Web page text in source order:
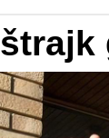
štrajk